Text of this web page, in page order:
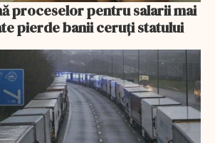
proceselor pentru salarii mai
pierde banii ceruți statului